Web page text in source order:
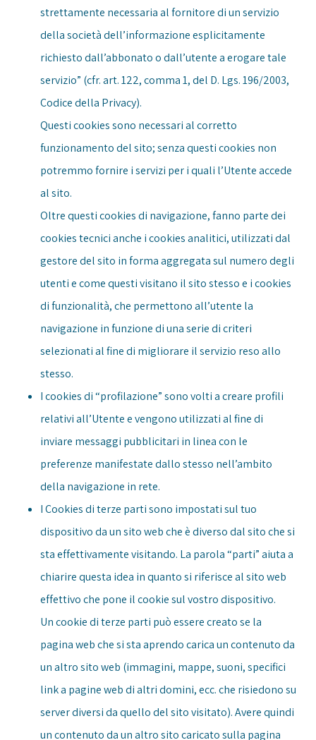
strettamente necessaria al fornitore di un servizio
della società dell’informazione esplicitamente
richiesto dall’abbonato o dall’utente a erogare tale
servizio” (cfr. art. 122, comma 1, del D. Lgs. 196/2003,
Codice della Privacy).
Questi cookies sono necessari al corretto
funzionamento del sito; senza questi cookies non
potremmo fornire i servizi per i quali l’Utente accede
al sito.
Oltre questi cookies di navigazione, fanno parte dei
cookies tecnici anche i cookies analitici, utilizzati dal
gestore del sito in forma aggregata sul numero degli
utenti e come questi visitano il sito stesso e i cookies
di funzionalità, che permettono all’utente la
navigazione in funzione di una serie di criteri
selezionati al fine di migliorare il servizio reso allo
stesso.
I cookies di “profilazione” sono volti a creare profili
relativi all’Utente e vengono utilizzati al fine di
inviare messaggi pubblicitari in linea con le
preferenze manifestate dallo stesso nell’ambito
della navigazione in rete.
I Cookies di terze parti sono impostati sul tuo
dispositivo da un sito web che è diverso dal sito che si
sta effettivamente visitando. La parola “parti” aiuta a
chiarire questa idea in quanto si riferisce al sito web
effettivo che pone il cookie sul vostro dispositivo.
Un cookie di terze parti può essere creato se la
pagina web che si sta aprendo carica un contenuto da
un altro sito web (immagini, mappe, suoni, specifici
link a pagine web di altri domini, ecc. che risiedono su
server diversi da quello del sito visitato). Avere quindi
un contenuto da un altro sito caricato sulla pagina